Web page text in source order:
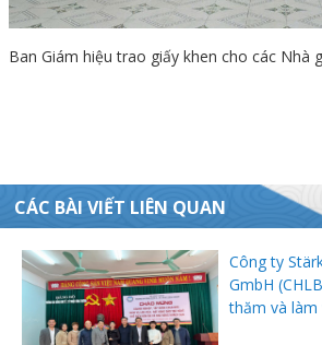
Ban Giám hiệu trao giấy khen cho các Nhà
CÁC BÀI VIẾT LIÊN QUAN
Công ty
GmbH
thăm và làm